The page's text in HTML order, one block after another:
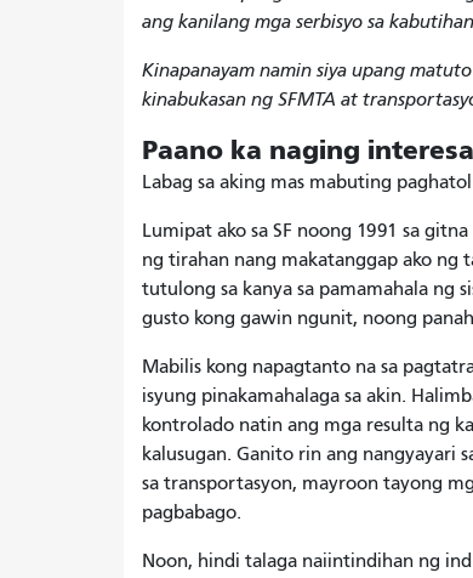
ang kanilang mga serbisyo sa
Kinapanayam namin siya upang
kinabukasan ng SFMTA at
Paano ka naging
Labag sa aking mas mabuting
Lumipat ako sa SF noong 1991 sa
ng tirahan nang makatanggap ako ng
tutulong sa kanya sa pamamahala ng
gusto kong gawin ngunit, noong
Mabilis kong napagtanto na sa
isyung pinakamahalaga sa akin.
kontrolado natin ang mga resulta ng
kalusugan. Ganito rin ang nangyayari
sa transportasyon, mayroon tayong
pagbabago.
Noon, hindi talaga naiintindihan ng